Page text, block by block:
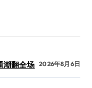
潮翻全场 2026年8月6日